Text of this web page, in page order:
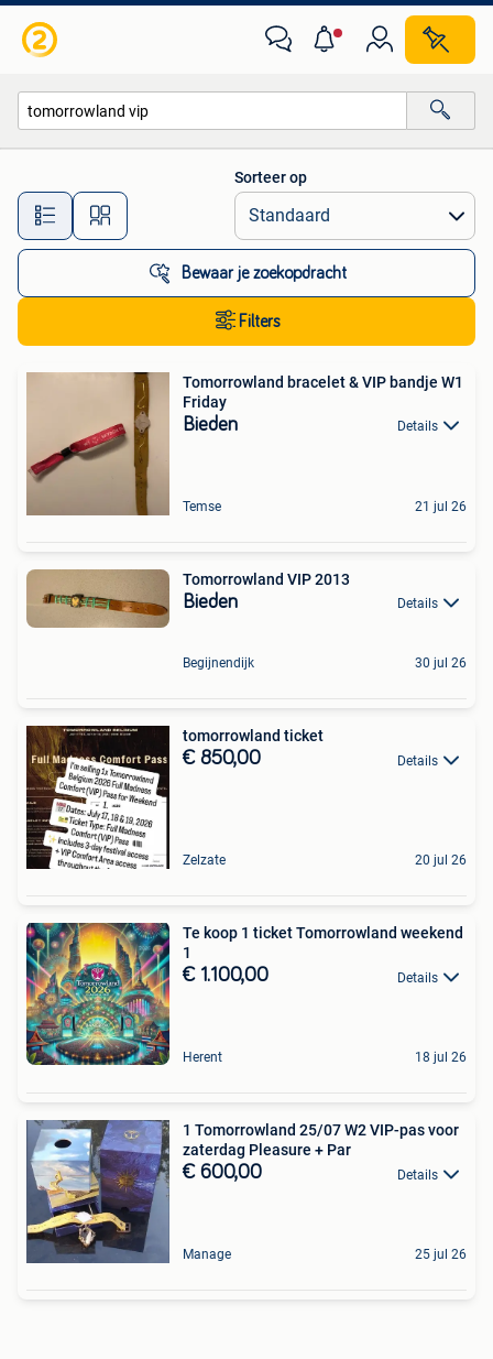
Alle afstanden…
Sorteer op
Bewaar je zoekopdracht
Filters
Tomorrowland bracelet & VIP bandje W1
Friday
Bieden Details
Temse 21 jul 26
Tomorrowland VIP 2013
Bieden Details
Begijnendijk 30 jul 26
tomorrowland ticket
€ 850,00 Details
Zelzate 20 jul 26
Te koop 1 ticket Tomorrowland weekend
1
€ 1.100,00 Details
Herent 18 jul 26
1 Tomorrowland 25/07 W2 VIP-pas voor
zaterdag Pleasure + Par
€ 600,00 Details
Manage 25 jul 26